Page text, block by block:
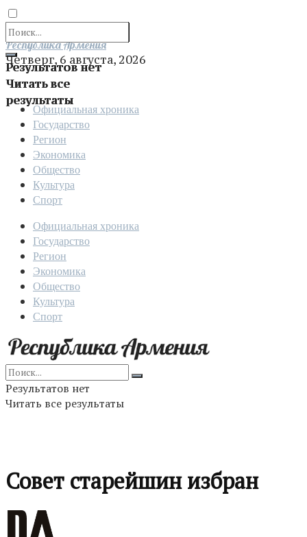
Результатов нет
Читать все
результаты
Отправить
Республика Армения
Четверг, 6 августа, 2026
Официальная хроника
Государство
Регион
Экономика
Общество
Культура
Спорт
Официальная хроника
Государство
Регион
Экономика
Общество
Культура
Спорт
Результатов нет
Читать все результаты
Совет старейшин избран